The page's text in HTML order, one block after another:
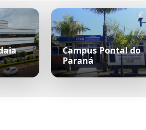
Campus Pontal do
Paraná